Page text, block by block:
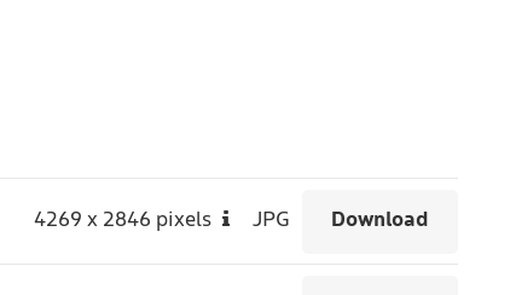
4269x 2846 pixels JPG Download